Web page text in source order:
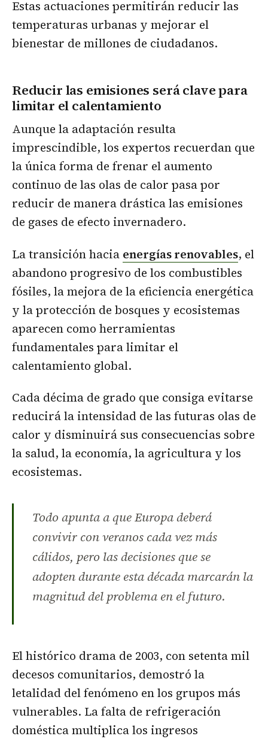
Estas actuaciones permitirán reducir las
temperaturas urbanas y mejorar el
bienestar de millones de ciudadanos.
Reducir las emisiones será clave para
limitar el calentamiento
Aunque la adaptación resulta
imprescindible, los expertos recuerdan que
la única forma de frenar el aumento
continuo de las olas de calor pasa por
reducir de manera drástica las emisiones
de gases de efecto invernadero.
La transición hacia energías renovables, el
abandono progresivo de los combustibles
fósiles, la mejora de la eficiencia energética
y la protección de bosques y ecosistemas
aparecen como herramientas
fundamentales para limitar el
calentamiento global.
Cada décima de grado que consiga evitarse
reducirá la intensidad de las futuras olas de
calor y disminuirá sus consecuencias sobre
la salud, la economía, la agricultura y los
ecosistemas.
Todo apunta a que Europa deberá
convivir con veranos cada vez más
cálidos, pero las decisiones que se
adopten durante esta década marcarán la
magnitud del problema en el futuro.
El histórico drama de 2003, con setenta mil
decesos comunitarios, demostró la
letalidad del fenómeno en los grupos más
vulnerables. La falta de refrigeración
doméstica multiplica los ingresos